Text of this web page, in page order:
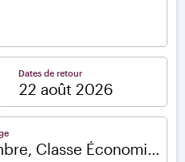
Dates de retour
2 Personnes, 1 Chambre, Classe Économique